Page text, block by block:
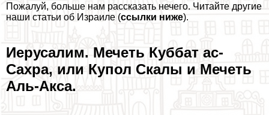
Пожалуй, больше нам рассказать нечего. Читайте другие
наши статьи об Израиле (ссылки ниже).
Иерусалим. Мечеть Куббат ас-
Сахра, или Купол Скалы и Мечеть
Аль-Акса.